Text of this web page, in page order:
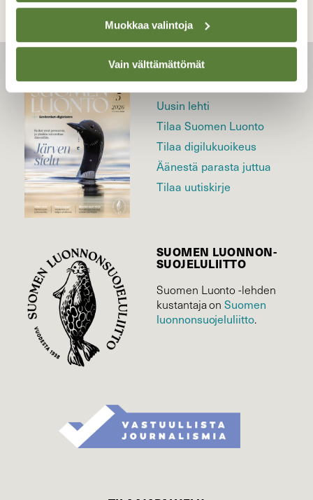
Muokkaa valintoja
Vain välttämättömät
LEHTI
Uusin lehti
Tilaa Suomen Luonto
Tilaa digilukuoikeus
Äänestä parasta juttua
Tilaa uutiskirje
SUOMEN LUONNON­
SUOJELU­LIITTO
Suomen Luonto -lehden
kustantaja onSuomen
luonnonsuojelu­liitto.